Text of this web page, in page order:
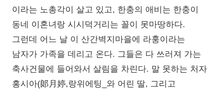
이라는 노총각이 살고 있고, 한충의 애비는 한충이
동네 이혼녀랑 시시덕거리는 꼴이 못마땅하다.
그런데 어느 날 이 산간벽지마을에 라훙이라는
남자가 가족을 데리고 온다. 그들은 다 쓰러져 가는
축사건물에 들어와서 살림을 차린다. 말 못하는 처자
홍시아(郞月婷,랑위에팅_와 어린 딸, 그리고